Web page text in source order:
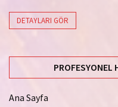
DETAYLARI GÖR
PROFESYONEL
Ana Sayfa